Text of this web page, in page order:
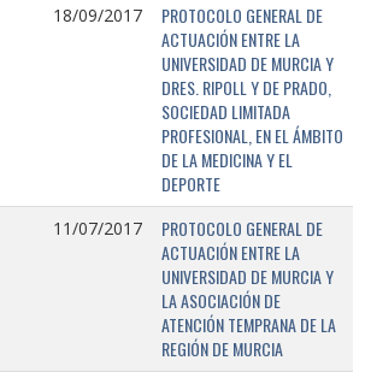
18/09/2017
PROTOCOLO GENERAL DE
ACTUACIÓN ENTRE LA
UNIVERSIDAD DE MURCIA Y
DRES. RIPOLL Y DE PRADO,
SOCIEDAD LIMITADA
PROFESIONAL, EN EL ÁMBITO
DE LA MEDICINA Y EL
DEPORTE
11/07/2017
PROTOCOLO GENERAL DE
ACTUACIÓN ENTRE LA
UNIVERSIDAD DE MURCIA Y
LA ASOCIACIÓN DE
ATENCIÓN TEMPRANA DE LA
REGIÓN DE MURCIA